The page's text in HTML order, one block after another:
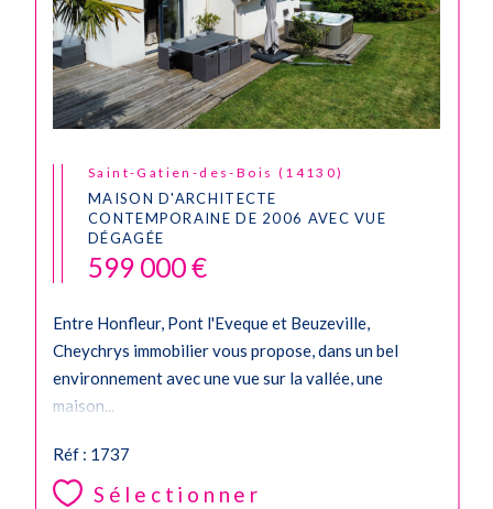
Saint-Gatien-des-Bois (14130)
MAISON D'ARCHITECTE
CONTEMPORAINE DE 2006 AVEC VUE
DÉGAGÉE
599 000 €
Entre Honfleur, Pont l'Eveque et Beuzeville,
Cheychrys immobilier vous propose, dans un bel
environnement avec une vue sur la vallée, une
maison...
Réf : 1737
Sélectionner